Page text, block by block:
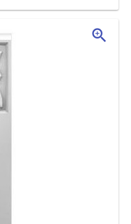
zoom_in